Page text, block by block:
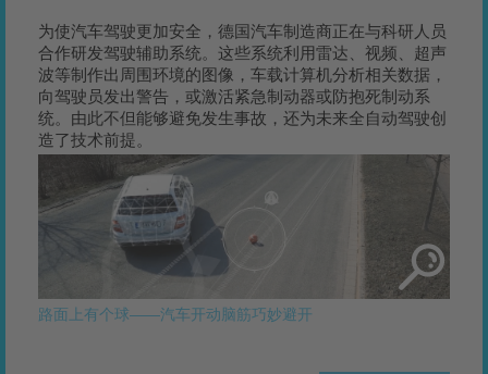
为使汽车驾驶更加安全，德国汽车制造商正在与科研人员
合作研发驾驶辅助系统。这些系统利用雷达、视频、超声
波等制作出周围环境的图像，车载计算机分析相关数据，
向驾驶员发出警告，或激活紧急制动器或防抱死制动系
统。由此不但能够避免发生事故，还为未来全自动驾驶创
造了技术前提。
路面上有个球——汽车开动脑筋巧妙避开